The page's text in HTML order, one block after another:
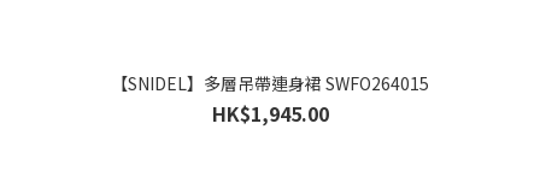
【SNIDEL】多層吊帶連身裙 SWFO264015
HK$1,945.00